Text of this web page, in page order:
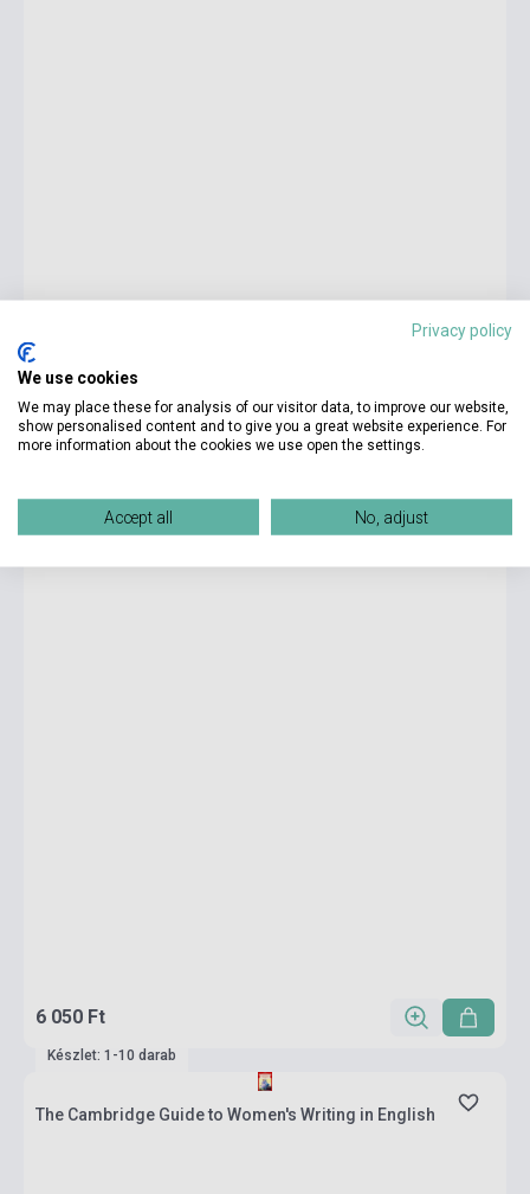
987 Ft
3 290 Ft
Készlet: 1-10 darab
6 050 Ft
Készlet: 1-10 darab
The Cambridge Guide to Women's Writing in English
Privacy policy
We use cookies
We may place these for analysis of our visitor data, to improve our website,
show personalised content and to give you a great website experience. For
more information about the cookies we use open the settings.
Accept all No, adjust